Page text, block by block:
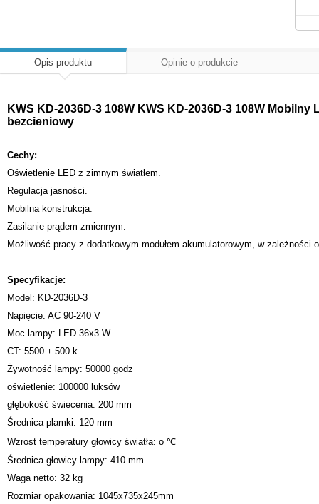
Opis produktu Opinie o produkcie
KWS KD-2036D-3 108W KWS KD-2036D-3 108W
bezcieniowy
Cechy:
Oświetlenie LED z zimnym światłem.
Regulacja jasności.
Mobilna konstrukcja.
Zasilanie prądem zmiennym.
Możliwość pracy z dodatkowym modułem akumulatorowym, w zależności
Specyfikacje:
Model: KD-2036D-3
Napięcie: AC 90-240 V
Moc lampy: LED 36x3 W
CT: 5500 ± 500 k
Żywotność lampy: 50000 godz
oświetlenie: 100000 luksów
głębokość świecenia: 200 mm
Średnica plamki: 120 mm
Wzrost temperatury głowicy światła: o ℃
Średnica głowicy lampy: 410 mm
Waga netto: 32 kg
Rozmiar opakowania: 1045x735x245mm